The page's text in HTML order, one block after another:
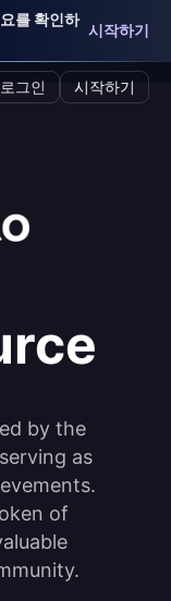
를 확인하
시작하기
로그인 시작하기
by the
as
of